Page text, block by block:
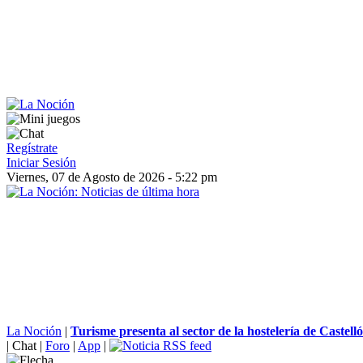
Regístrate
Iniciar Sesión
Viernes, 07 de Agosto de 2026 - 5:22 pm
La Noción | Turisme presenta al sector de la hostelería de
| Chat | Foro | App |